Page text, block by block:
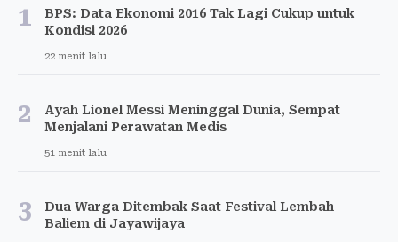
1
BPS: Data Ekonomi 2016 Tak Lagi Cukup untuk
Kondisi 2026
22 menit lalu
2
Ayah Lionel Messi Meninggal Dunia, Sempat
Menjalani Perawatan Medis
51 menit lalu
3
Dua Warga Ditembak Saat Festival Lembah
Baliem di Jayawijaya